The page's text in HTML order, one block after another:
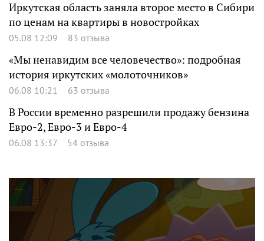
Иркутская область заняла второе место в Сибири
по ценам на квартиры в новостройках
05.08 12:09 83 отзыва
«Мы ненавидим все человечество»: подробная
история иркутских «молоточников»
06.08 10:21 63 отзыва
В России временно разрешили продажу бензина
Евро-2, Евро-3 и Евро-4
06.08 13:37 54 отзыва